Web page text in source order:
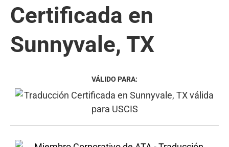
Certificada en
Sunnyvale, TX
VÁLIDO PARA: